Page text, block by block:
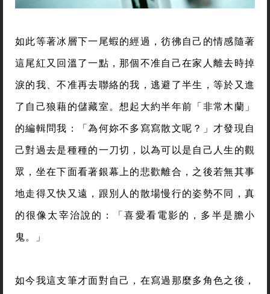
如此等著冰層下一尾蝦的經過，彷彿自己的情感隨著
這尾紅又回溫了一點，那個不准自己在家人離去時掉
淚的我、不准再去聯絡的我，逃避了半生，等於又進
了自己狼藉的儲藏室。想起大約半年前「非常木蘭」
的編輯問我：「為何妳不多寫寫散文呢？」才發現自
己對過去是種種的一刀切，以為可以是自己人生的觀
眾，坐在下面看著銀幕上的悲歡離合，之後若無其事
地走得又快又遠，跟別人的散場慢行的姿勢不同，真
的很像太宰治說的：「喜愛看電影的，多半是膽小
鬼。」
如今我這支筆才面對自己，在寫過那麼多角色之後，